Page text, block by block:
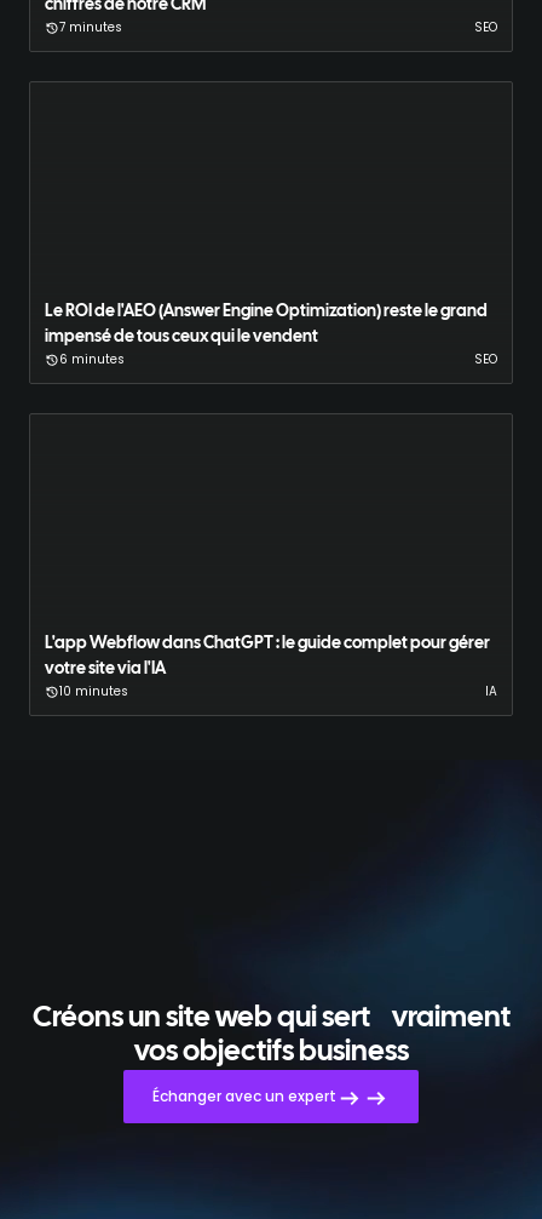
chiffres de notre CRM
7 minutes SEO
Le ROI de l'AEO (Answer Engine Optimization) reste le grand
impensé de tous ceux qui le vendent
6 minutes SEO
L'app Webflow dans ChatGPT : le guide complet pour gérer
votre site via l'IA
10 minutes IA
Créons un site web qui sertvraiment
vos objectifs business
Échanger avec un expert